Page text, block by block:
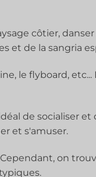
côtier,
et de la sangria
le flyboard, etc...
de socialiser et
et s'amuser.
Cependant, on